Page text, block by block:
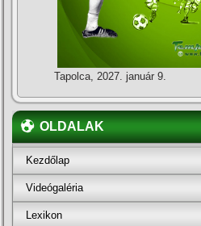
Tapolca, 2027. január 9.
OLDALAK
Kezdőlap
Videógaléria
Lexikon